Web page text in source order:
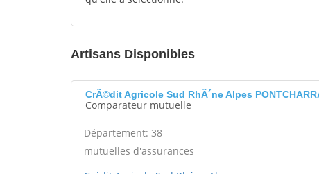
Artisans Disponibles
CrÃ©dit Agricole Sud RhÃ´ne Alpes
Comparateur mutuelle
Département: 38
mutuelles d'assurances